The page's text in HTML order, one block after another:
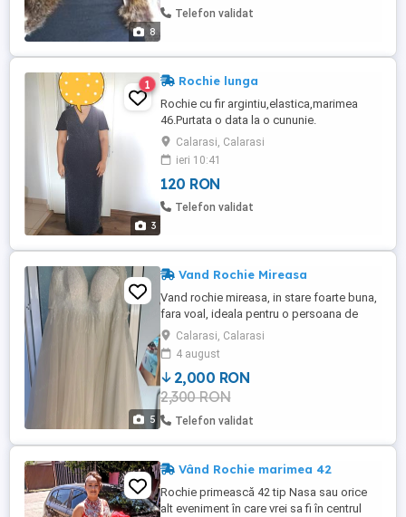
8
Telefon validat
3
1 Rochie lunga
Rochie cu fir argintiu,elastica,marimea
46.Purtata o data la o cununie.
Calarasi, Calarasi
ieri 10:41
120 RON
Telefon validat
5
Vand Rochie Mireasa
Vand rochie mireasa, in stare foarte buna,
fara voal, ideala pentru o persoana de
166cm, pentru mai multe amanute nu
ezitati sa ma contactati aici sau pe
whatsapp ! Sandalele completeaza tinuta
si se ofera cadou !
Calarasi, Calarasi
4 august
2,000 RON
2,300 RON
Telefon validat
Vând Rochie marimea 42
Rochie primească 42 tip Nasa sau orice
alt eveniment în care vrei sa fi în centrul